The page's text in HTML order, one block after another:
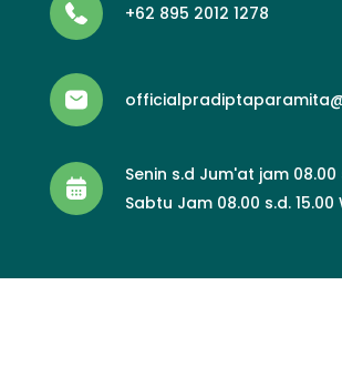
+62 895 2012 1278
Senin s.d Jum'at jam 08.00
Sabtu Jam 08.00 s.d. 15.00